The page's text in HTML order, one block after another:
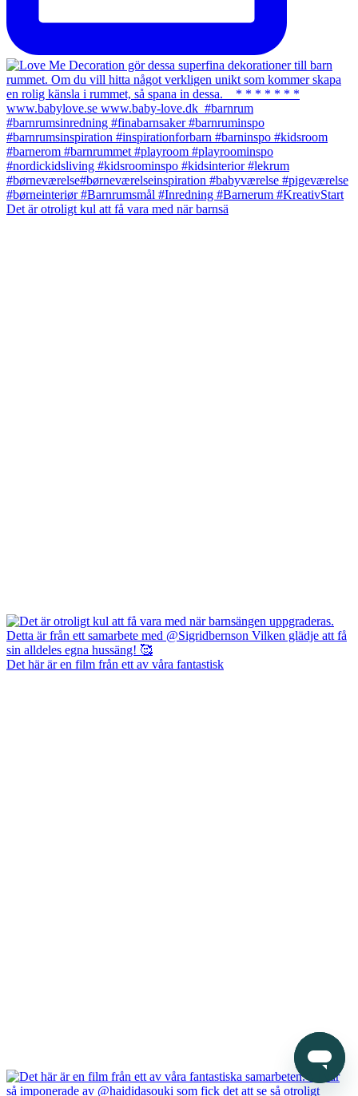
Det är otroligt kul att få vara med när barnsä
Det här är en film från ett av våra fantastisk